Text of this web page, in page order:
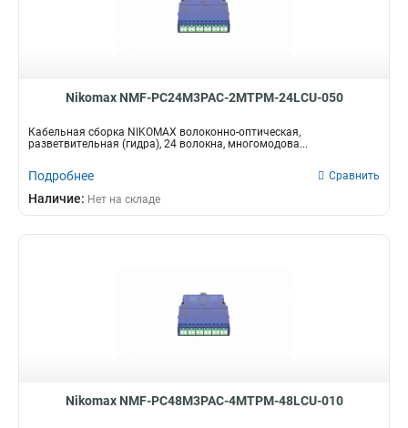
Nikomax NMF-PC24M3PAC-2MTPM-24LCU-050
Кабельная сборка NIKOMAX волоконно-оптическая,
разветвительная (гидра), 24 волокна, многомодова...
Подробнее Сравнить
Наличие: Нет на складе
Nikomax NMF-PC48M3PAC-4MTPM-48LCU-010